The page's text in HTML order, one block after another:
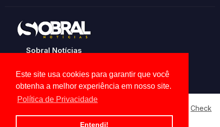
Este site usa cookies para garantir que você
obtenha a melhor experiência em nosso site.
Política de Privacidade
Entendi!
Sobral Notícias
Home About Contact us Privacy Policy
Check
Now